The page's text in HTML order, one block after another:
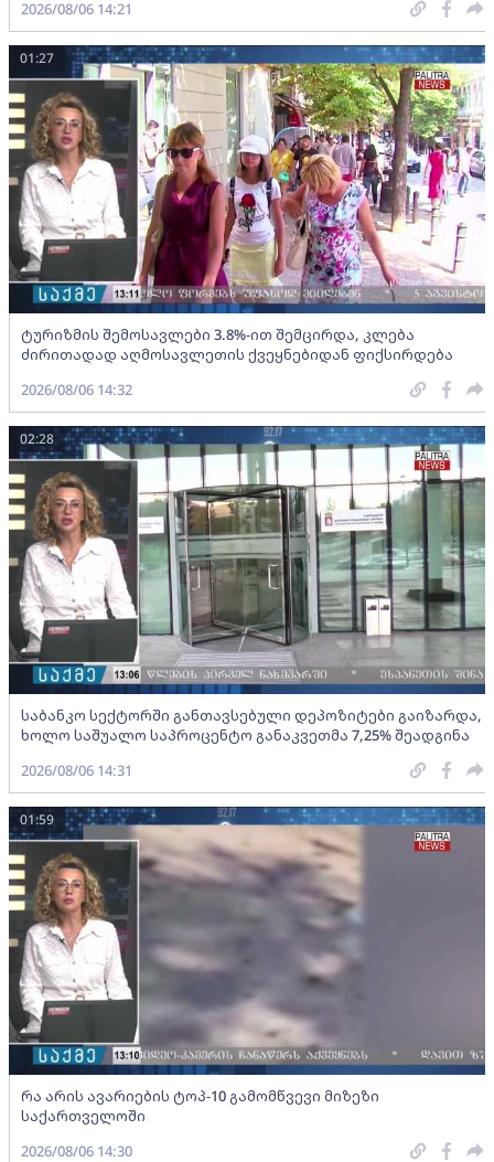
2026/08/06 14:21
ტურიზმის შემოსავლები 3.8%-ით შემცირდა, კლება
ძირითადად აღმოსავლეთის ქვეყნებიდან ფიქსირდება
01:27
2026/08/06 14:32
საბანკო სექტორში განთავსებული დეპოზიტები გაიზარდა,
ხოლო საშუალო საპროცენტო განაკვეთმა 7,25% შეადგინა
02:28
2026/08/06 14:31
რა არის ავარიების ტოპ-10 გამომწვევი მიზეზი
საქართველოში
01:59
2026/08/06 14:30